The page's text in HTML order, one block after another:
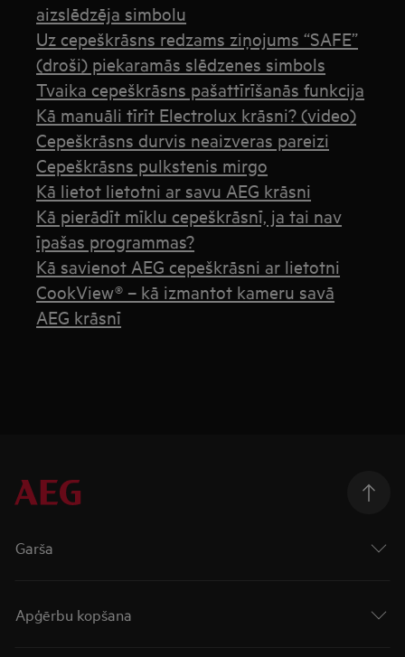
aizslēdzēja simbolu
Uz cepeškrāsns redzams ziņojums “SAFE”
(droši) piekaramās slēdzenes simbols
Tvaika cepeškrāsns pašattīrīšanās funkcija
Kā manuāli tīrīt Electrolux krāsni? (video)
Cepeškrāsns durvis neaizveras pareizi
Cepeškrāsns pulkstenis mirgo
Kā lietot lietotni ar savu AEG krāsni
Kā pierādīt mīklu cepeškrāsnī, ja tai nav
īpašas programmas?
Kā savienot AEG cepeškrāsni ar lietotni
CookView® – kā izmantot kameru savā
AEG krāsnī
Garša
Apģērbu kopšana